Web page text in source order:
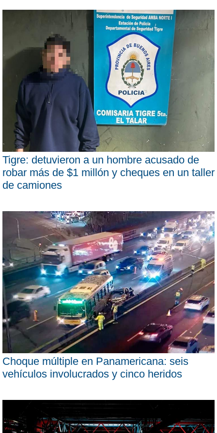
Tigre: detuvieron a un hombre acusado de
robar más de $1 millón y cheques en un taller
de camiones
Choque múltiple en Panamericana: seis
vehículos involucrados y cinco heridos